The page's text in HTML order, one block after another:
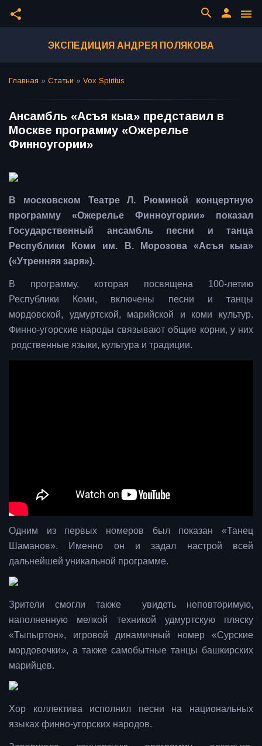
share menu
person
search
ЭКСПЕДИЦИЯ АНДРЕЯ ПОЛЯКОВА
Главная » Статьи » Vox Spiritus
Ансамбль «Асъя кыа» представил в
Москве программу «Ожерелье
Финноугории»
В московском Театре Л. Рюминой концертную
программу «Ожерелье Финноугории» показал
Государственный ансамбль песни и танца
Республики Коми им. В. Морозова «Асъя кыа»
(«Утренняя заря»).
В программу, которая посвящена 100-летию
Республики Коми, включены песни и танцы
мордовской, удмуртской, марийской и коми культур.
Финно-угорские народы связывают общие корни, у них
родственные языки, культура и традиции.
Одним из первых номеров был показан «Танец
Шаманов». Именно он и задал настрой всей
дальнейшей уникальной программе.
Зрители смогли также увидеть неповторимую,
наполненную мелкой техникой удмуртскую пляску
«Тыпыртон», игровой динамичный номер «Сурские
мордовочки», а также самобытные танцы башкирских
марийцев.
Хор коллектива исполнил песни на национальных
языках финно-угорских народов.